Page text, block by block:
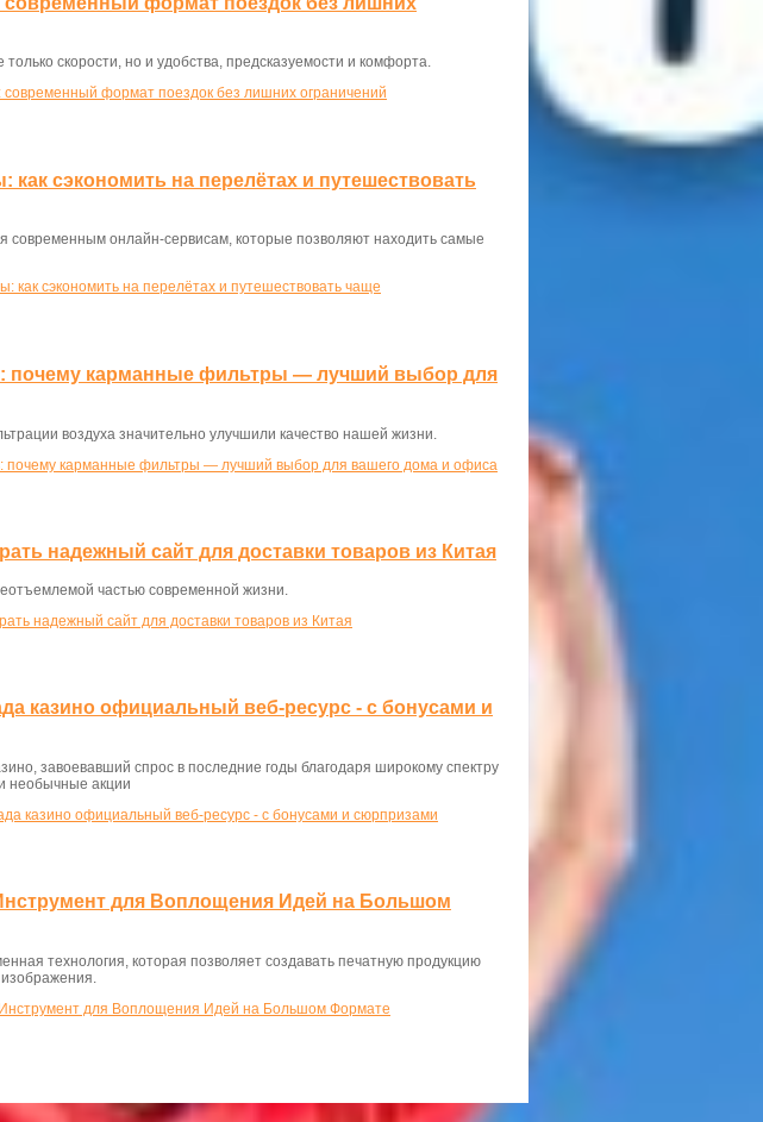
скорости, но и удобства, предсказуемости и комфорта.
формат поездок без лишних ограничений
сэкономить на перелётах и путешествовать
современным онлайн-сервисам, которые позволяют находить самые
сэкономить на перелётах и путешествовать чаще
почему карманные фильтры — лучший выбор для
воздуха значительно улучшили качество нашей жизни.
почему карманные фильтры — лучший выбор для вашего дома и офиса
надежный сайт для доставки товаров из Китая
частью современной жизни.
надежный сайт для доставки товаров из Китая
казино официальный веб-ресурс - с бонусами и
завоевавший спрос в последние годы благодаря широкому спектру
необычные акции
казино официальный веб-ресурс - с бонусами и сюрпризами
для Воплощения Идей на Большом
технология, которая позволяет создавать печатную продукцию
для Воплощения Идей на Большом Формате